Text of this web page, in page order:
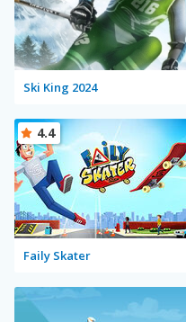
Ski King 2024
Faily Skater
4.4